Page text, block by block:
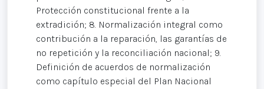
Protección constitucional frente a la
extradición; 8. Normalización integral como
contribución a la reparación, las garantías de
no repetición y la reconciliación nacional; 9.
Definición de acuerdos de normalización
como capítulo especial del Plan Nacional